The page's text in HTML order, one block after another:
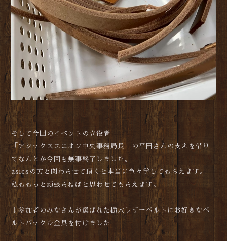
そして今回のイベントの立役者
「アシックスユニオン中央事務局長」の平田さんの支えを借り
てなんとか今回も無事終了しました。
asicsの方と関わらせて頂くと本当に色々学してもらえます。
私ももっと頑張らねばと思わせてもらえます。
↓参加者のみなさんが選ばれた栃木レザーベルトにお好きなベ
ルトバックル金具を付けました